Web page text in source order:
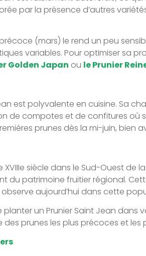
par la présence d’autres
(mars) le rend un peu
variables. Pour optimiser sa
Golden Japan ou le Prunier
est polyvalente en cuisine. Sa
de compotes et de confitures où
prunes dès la mi-juin, bien
XVIIIe siècle dans le Sud-Ouest
du patrimoine fruitier régional.
aujourd’hui dans cette
planter un Prunier Saint Jean
des prunes les plus précoces et